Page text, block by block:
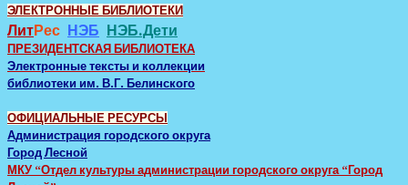
ЭЛЕКТРОННЫЕ БИБЛИОТЕКИ
ЛитРес НЭБ НЭБ.Дети
ПРЕЗИДЕНТСКАЯ БИБЛИОТЕКА
Электронные тексты и коллекции
библиотеки им. В.Г. Белинского
ОФИЦИАЛЬНЫЕ РЕСУРСЫ
Администрация городского округа
Город Лесной
МКУ “Отдел культуры администрации городского округа “Город